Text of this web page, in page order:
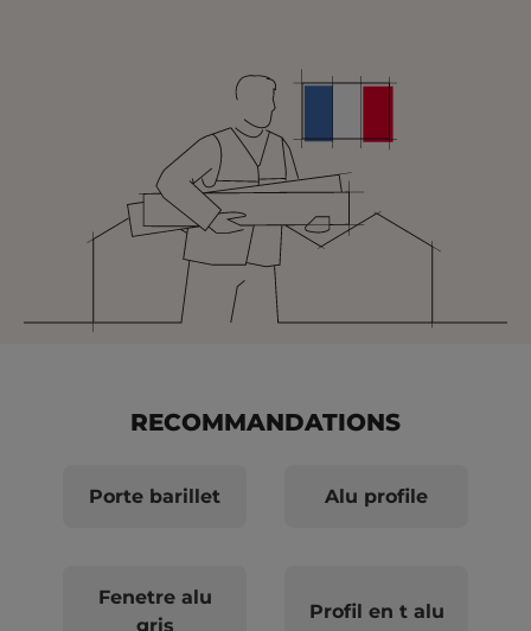
RECOMMANDATIONS
Porte barillet Alu profile
Fenetre alu
gris
Profil en t alu